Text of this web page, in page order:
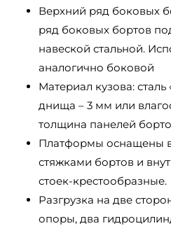
Верхний ряд боковых
ряд боковых бортов
навеской стальной.
аналогично боковой
Материал кузова:
днища – 3 мм или
толщина панелей
Платформы оснащены
стяжками бортов и
стоек-крестообразные.
Разгрузка на две
опоры, два